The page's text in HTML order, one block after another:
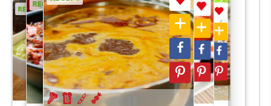
RECEPT
RECEPT RECEPT
RECEPT